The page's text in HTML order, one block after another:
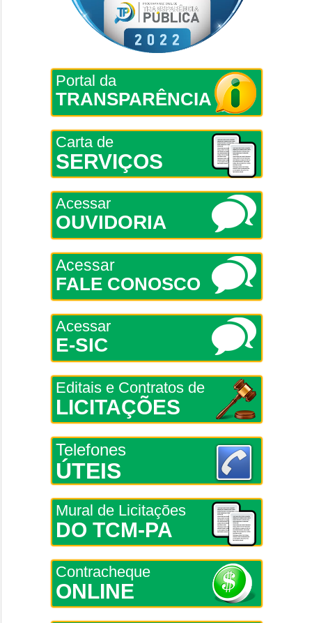
Portal da
TRANSPARÊNCIA
Carta de
SERVIÇOS
Acessar
OUVIDORIA
Acessar
FALE CONOSCO
Acessar
E-SIC
Editais e Contratos de
LICITAÇÕES
Telefones
ÚTEIS
Mural de Licitações
DO TCM-PA
Contracheque
ONLINE